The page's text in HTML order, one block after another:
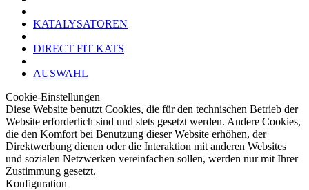
KATALYSATOREN
DIRECT FIT KATS
AUSWAHL
Cookie-Einstellungen
Diese Website benutzt Cookies, die für den technischen Betrieb der
Website erforderlich sind und stets gesetzt werden. Andere Cookies,
die den Komfort bei Benutzung dieser Website erhöhen, der
Direktwerbung dienen oder die Interaktion mit anderen Websites
und sozialen Netzwerken vereinfachen sollen, werden nur mit Ihrer
Zustimmung gesetzt.
Konfiguration